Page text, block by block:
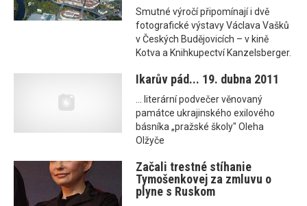
Smutné výročí připomínají i dvě
fotografické výstavy Václava Vašků
v Českých Budějovicích – v kině
Kotva a Knihkupectví Kanzelsberger.
Ikarův pád... 19. dubna 2011
... literární podvečer věnovaný
památce ukrajinského exilového
básníka „pražské školy" Oleha
Olžyče
Začali trestné stíhanie
Tymošenkovej za zmluvu o
plyne s Ruskom